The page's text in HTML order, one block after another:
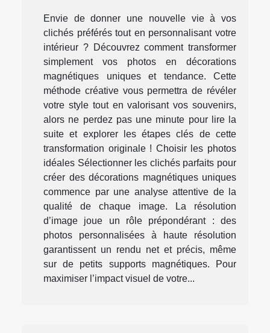
Envie de donner une nouvelle vie à vos
clichés préférés tout en personnalisant votre
intérieur ? Découvrez comment transformer
simplement vos photos en décorations
magnétiques uniques et tendance. Cette
méthode créative vous permettra de révéler
votre style tout en valorisant vos souvenirs,
alors ne perdez pas une minute pour lire la
suite et explorer les étapes clés de cette
transformation originale ! Choisir les photos
idéales Sélectionner les clichés parfaits pour
créer des décorations magnétiques uniques
commence par une analyse attentive de la
qualité de chaque image. La résolution
d’image joue un rôle prépondérant : des
photos personnalisées à haute résolution
garantissent un rendu net et précis, même
sur de petits supports magnétiques. Pour
maximiser l’impact visuel de votre...